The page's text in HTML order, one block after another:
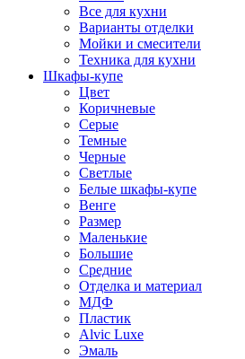
Все для кухни
Варианты отделки
Мойки и смесители
Техника для кухни
Шкафы-купе
Цвет
Коричневые
Серые
Темные
Черные
Светлые
Белые шкафы-купе
Венге
Размер
Маленькие
Большие
Средние
Отделка и материал
МДФ
Пластик
Alvic Luxe
Эмаль